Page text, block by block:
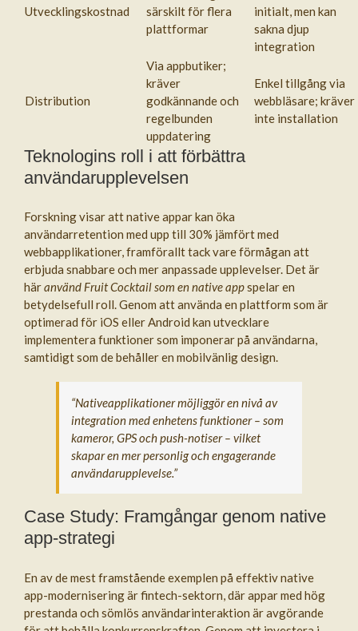
Utvecklingskostnad
särskilt för flera
plattformar
initialt, men kan
sakna djup
integration
Distribution
Via appbutiker;
kräver
godkännande och
regelbunden
uppdatering
Enkel tillgång via
webbläsare; kräver
inte installation
Teknologins roll i att förbättra
användarupplevelsen
Forskning visar att native appar kan öka
användarretention med upp till 30% jämfört med
webbapplikationer, framförallt tack vare förmågan att
erbjuda snabbare och mer anpassade upplevelser. Det är
häranvänd Fruit Cocktail som en native appspelar en
betydelsefull roll. Genom att använda en plattform som är
optimerad för iOS eller Android kan utvecklare
implementera funktioner som imponerar på användarna,
samtidigt som de behåller en mobilvänlig design.
“Nativeapplikationer möjliggör en nivå av
integration med enhetens funktioner – som
kameror, GPS och push-notiser – vilket
skapar en mer personlig och engagerande
användarupplevelse.”
Case Study: Framgångar genom native
app-strategi
En av de mest framstående exemplen på effektiv native
app-modernisering är fintech-sektorn, där appar med hög
prestanda och sömlös användarinteraktion är avgörande